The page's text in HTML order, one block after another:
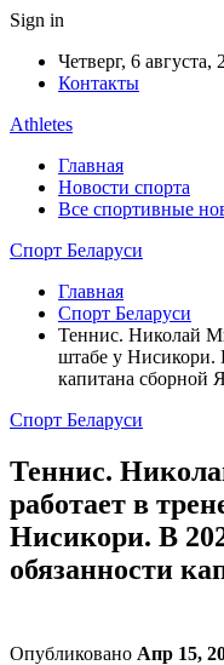
Sign in
Четверг, 6 августа,
Контакты
Athletes
Главная
Новости спорта
Все спортивные
Спорт Беларуси
Главная
Спорт Беларуси
Теннис. Николай
штабе у Нисикори.
капитана сборной
Спорт Беларуси
Теннис.
работает в
Нисикори. В
обязанности
Опубликовано Апр 15,